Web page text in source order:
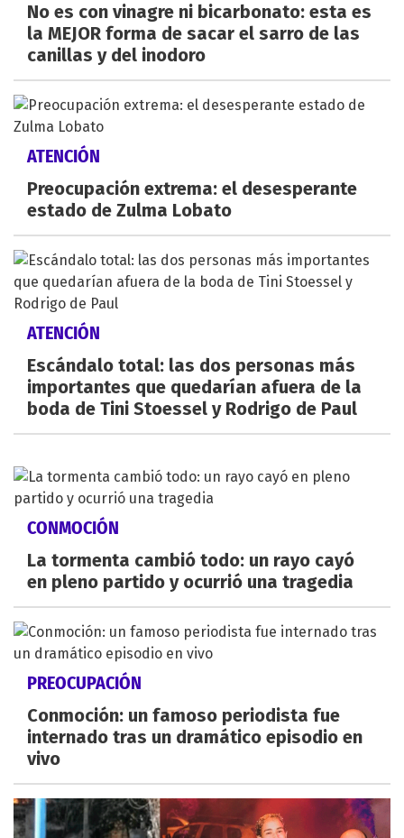
No es con vinagre ni bicarbonato: esta es
la MEJOR forma de sacar el sarro de las
canillas y del inodoro
ATENCIÓN
Preocupación extrema: el desesperante
estado de Zulma Lobato
ATENCIÓN
Escándalo total: las dos personas más
importantes que quedarían afuera de la
boda de Tini Stoessel y Rodrigo de Paul
CONMOCIÓN
La tormenta cambió todo: un rayo cayó
en pleno partido y ocurrió una tragedia
PREOCUPACIÓN
Conmoción: un famoso periodista fue
internado tras un dramático episodio en
vivo